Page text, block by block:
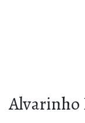
Alvarinho